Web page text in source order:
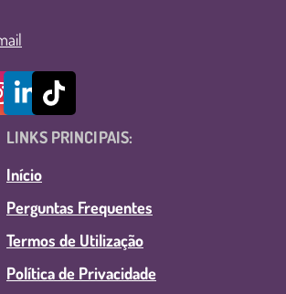
LINKS PRINCIPAIS:
Início
Perguntas Frequentes
Termos de Utilização
Política de Privacidade